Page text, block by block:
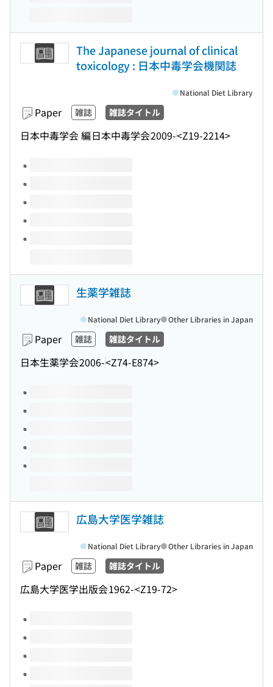
The Japanese journal of clinical
toxicology : 日本中毒学会機関誌
Paper 雑誌 雑誌タイトル
日本中毒学会 編日本中毒学会2009-<Z19-2214>
National Diet Library
Volumes of this title
生薬学雑誌
Paper 雑誌 雑誌タイトル
日本生薬学会2006-<Z74-E874>
National Diet Library Other Libraries in Japan
Volumes of this title
広島大学医学雑誌
Paper 雑誌 雑誌タイトル
広島大学医学出版会1962-<Z19-72>
National Diet Library Other Libraries in Japan
Volumes of this title